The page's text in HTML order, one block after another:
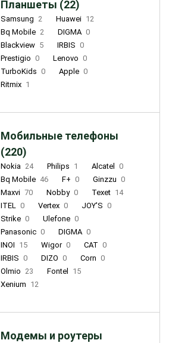
Планшеты (22)
Samsung 2 Huawei 12
Bq Mobile 2 DIGMA 0
Blackview 5 IRBIS 0
Prestigio 0 Lenovo 0
TurboKids 0 Apple 0
Ritmix 1
Мобильные телефоны
(220)
Nokia 24 Philips 1 Alcatel
0
Bq Mobile 46 F+ 0 Ginzzu 0
Maxvi 70 Nobby 0 Texet 14
ITEL 0 Vertex 0 JOY'S 0
Strike 0 Ulefone 0
Panasonic 0 DIGMA 0
INOI 15 Wigor 0 CAT 0
IRBIS 0 DIZO 0 Corn 0
Olmio 23 Fontel
15
Xenium 12
Модемы и роутеры